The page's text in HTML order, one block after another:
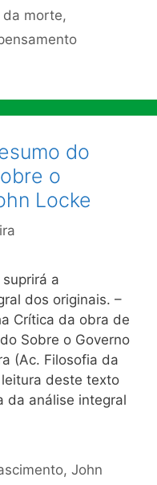
da morte,
do
o
Locke
a
dos originais. –
Crítica da obra de
Sobre o Governo
(Ac. Filosofia da
leitura deste texto
da análise integral
,John